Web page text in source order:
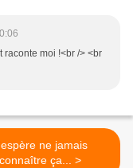
raconte moi !<br /> <br
ne jamais
connaître ça... >